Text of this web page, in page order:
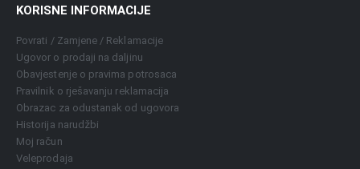
KORISNE INFORMACIJE
Povrati / Zamjene / Reklamacije
Ugovor o prodaji na daljinu
Obavjestenje o pravima potrosaca
Pravilnik o rješavanju reklamacija
Obrazac za odustanak od ugovora
Historija narudžbi
Moj račun
Veleprodaja